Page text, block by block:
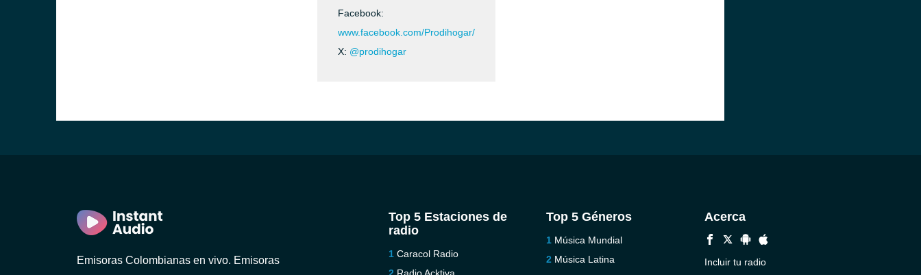
Facebook:
www.facebook.com/Prodihogar/
X: @prodihogar
Emisoras Colombianas en vivo. Emisoras
Top 5 Estaciones de
radio
Caracol Radio
Top 5 Géneros
Música Mundial
Música Latina
Acerca
Incluir tu radio